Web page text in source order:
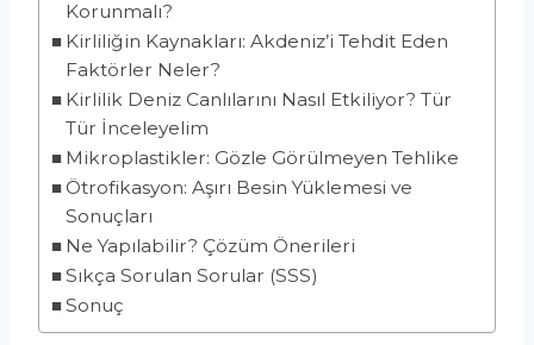
Korunmalı?
Kirliliğin Kaynakları: Akdeniz’i Tehdit Eden
Faktörler Neler?
Kirlilik Deniz Canlılarını Nasıl Etkiliyor? Tür
Tür İnceleyelim
Mikroplastikler: Gözle Görülmeyen Tehlike
Ötrofikasyon: Aşırı Besin Yüklemesi ve
Sonuçları
Ne Yapılabilir? Çözüm Önerileri
Sıkça Sorulan Sorular (SSS)
Sonuç